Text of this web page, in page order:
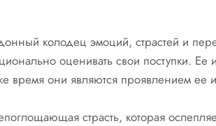
колодец эмоций, страстей и
оценивать свои поступки. Ее
они являются проявлением ее
страсть, которая